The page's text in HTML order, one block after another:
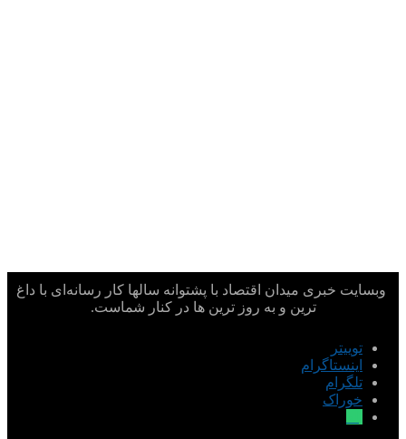
وبسایت خبری میدان اقتصاد با پشتوانه سالها کار رسانه‌ای با داغ
ترین و به روز ترین ها در کنار شماست.
توییتر
اینستاگرام
تلگرام
خوراک